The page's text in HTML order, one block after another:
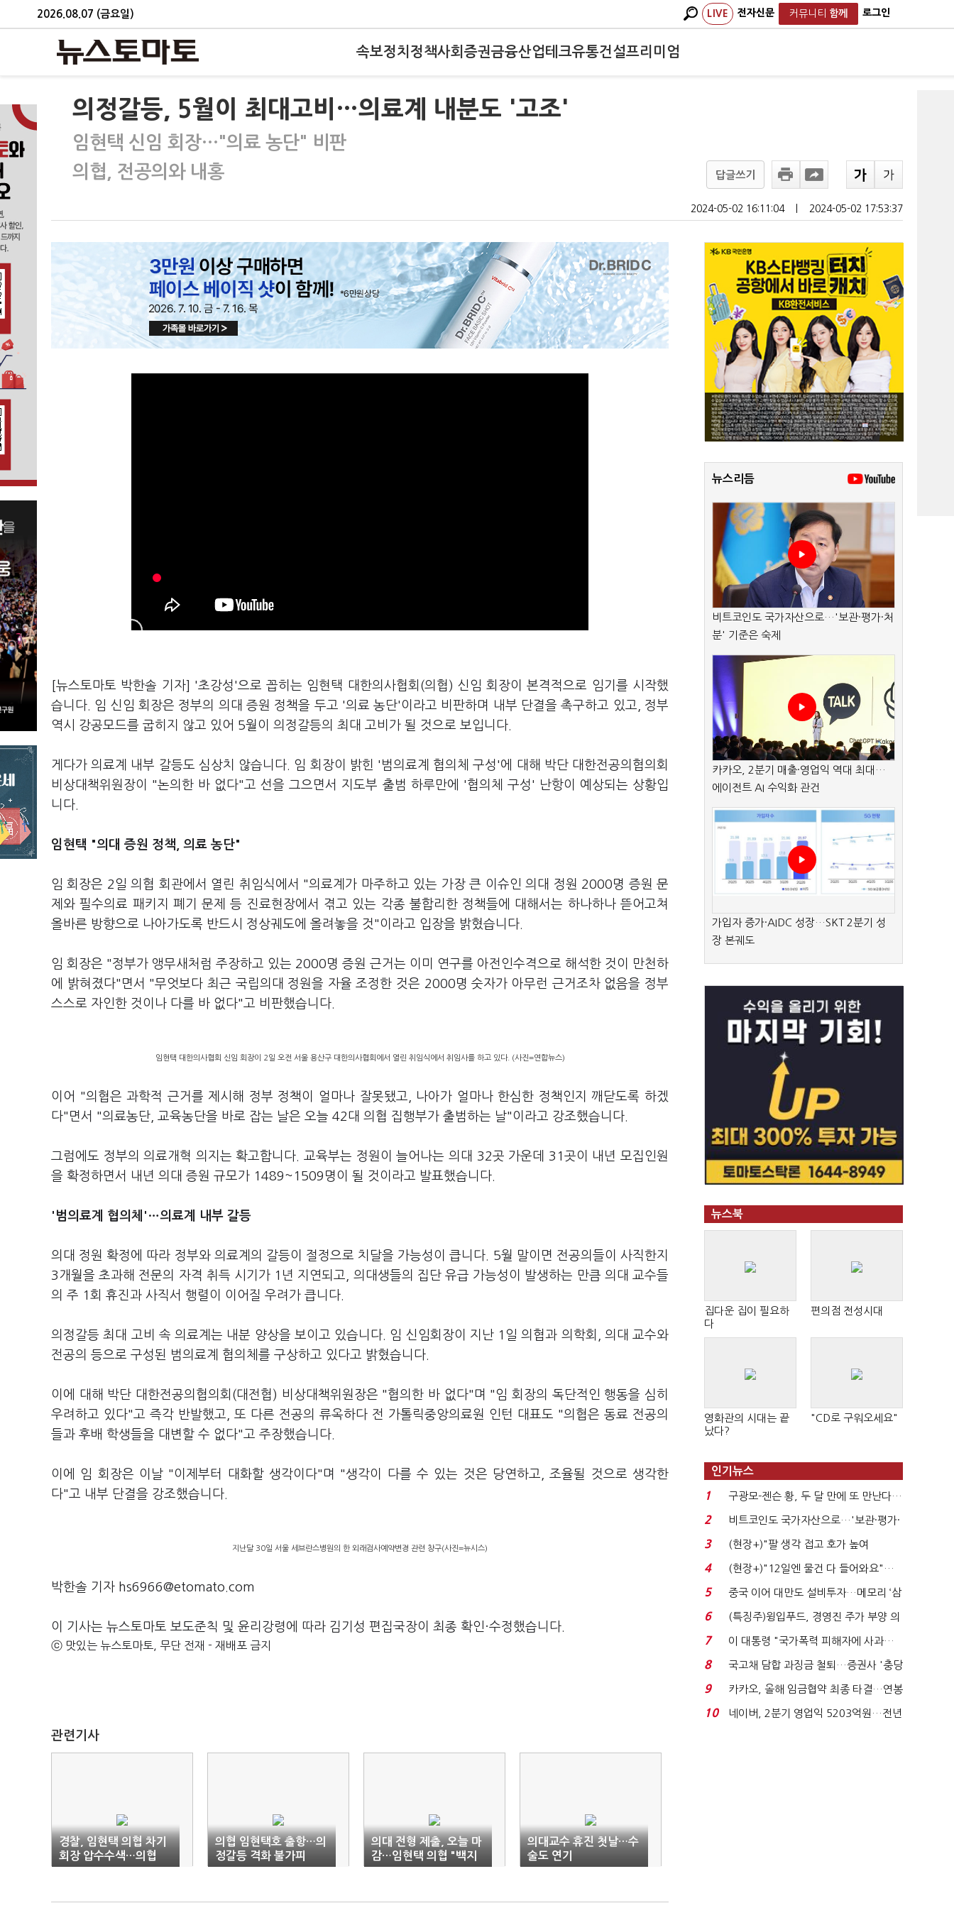
2026.08.07 (금요일) LIVE 전자신문 커뮤니티 함께 로그인
속보정치 정책사회 증권금융산업테크유통건설프리미엄
의정갈등, 5월이 최대고비…의료계 내분도 '고조'
임현택 신임 회장…"의료 농단" 비판
의협, 전공의와 내홍
답글쓰기
2024-05-02 16:11:04 2024-05-02 17:53:37
[뉴스토마토 박한솔 기자] '초강성'으로 꼽히는 임현택 대한의사협회(의협) 신임 회장이 본격적으로 임기를 시작했
습니다. 임 신임 회장은 정부의 의대 증원 정책을 두고 '의료 농단'이라고 비판하며 내부 단결을 촉구하고 있고, 정부
역시 강공모드를 굽히지 않고 있어 5월이 의정갈등의 최대 고비가 될 것으로 보입니다.
게다가 의료계 내부 갈등도 심상치 않습니다. 임 회장이 밝힌 '범의료계 협의체 구성'에 대해 박단 대한전공의협의회
비상대책위원장이 "논의한 바 없다"고 선을 그으면서 지도부 출범 하루만에 '협의체 구성' 난항이 예상되는 상황입
니다.
임현택 "의대 증원 정책, 의료 농단"
임 회장은 2일 의협 회관에서 열린 취임식에서 "의료계가 마주하고 있는 가장 큰 이슈인 의대 정원 2000명 증원 문
제와 필수의료 패키지 폐기 문제 등 진료현장에서 겪고 있는 각종 불합리한 정책들에 대해서는 하나하나 뜯어고쳐
올바른 방향으로 나아가도록 반드시 정상궤도에 올려놓을 것"이라고 입장을 밝혔습니다.
임 회장은 "정부가 앵무새처럼 주장하고 있는 2000명 증원 근거는 이미 연구를 아전인수격으로 해석한 것이 만천하
에 밝혀졌다"면서 "무엇보다 최근 국립의대 정원을 자율 조정한 것은 2000명 숫자가 아무런 근거조차 없음을 정부
스스로 자인한 것이나 다를 바 없다"고 비판했습니다.
임현택 대한의사협회 신임 회장이 2일 오전 서울 용산구 대한의사협회에서 열린 취임식에서 취임사를 하고 있다. (사진=연합뉴스)
이어 "의협은 과학적 근거를 제시해 정부 정책이 얼마나 잘못됐고, 나아가 얼마나 한심한 정책인지 깨닫도록 하겠
다"면서 "의료농단, 교육농단을 바로 잡는 날은 오늘 42대 의협 집행부가 출범하는 날"이라고 강조했습니다.
그럼에도 정부의 의료개혁 의지는 확고합니다. 교육부는 정원이 늘어나는 의대 32곳 가운데 31곳이 내년 모집인원
을 확정하면서 내년 의대 증원 규모가 1489~1509명이 될 것이라고 발표했습니다.
'범의료계 협의체'…의료계 내부 갈등
의대 정원 확정에 따라 정부와 의료계의 갈등이 절정으로 치달을 가능성이 큽니다. 5월 말이면 전공의들이 사직한지
3개월을 초과해 전문의 자격 취득 시기가 1년 지연되고, 의대생들의 집단 유급 가능성이 발생하는 만큼 의대 교수들
의 주 1회 휴진과 사직서 행렬이 이어질 우려가 큽니다.
의정갈등 최대 고비 속 의료계는 내분 양상을 보이고 있습니다. 임 신임회장이 지난 1일 의협과 의학회, 의대 교수와
전공의 등으로 구성된 범의료계 협의체를 구상하고 있다고 밝혔습니다.
이에 대해 박단 대한전공의협의회(대전협) 비상대책위원장은 "협의한 바 없다"며 "임 회장의 독단적인 행동을 심히
우려하고 있다"고 즉각 반발했고, 또 다른 전공의 류옥하다 전 가톨릭중앙의료원 인턴 대표도 "의협은 동료 전공의
들과 후배 학생들을 대변할 수 없다"고 주장했습니다.
이에 임 회장은 이날 "이제부터 대화할 생각이다"며 "생각이 다를 수 있는 것은 당연하고, 조율될 것으로 생각한
다"고 내부 단결을 강조했습니다.
지난달 30일 서울 세브란스병원의 한 외래검사예약변경 관련 창구(사진=뉴시스)
박한솔 기자 hs6966@etomato.com
이 기사는 뉴스토마토 보도준칙 및 윤리강령에 따라 김기성 편집국장이 최종 확인·수정했습니다.
ⓒ 맛있는 뉴스토마토, 무단 전재 - 재배포 금지
관련기사
경찰, 임현택 의협 차기
회장 압수수색…의협
"명백한 보복행위"
의협 임현택호 출항…의
정갈등 격화 불가피
의대 전형 제출, 오늘 마
감…임현택 의협 "백지
화"
의대교수 휴진 첫날…수
술도 연기
뉴스리듬
비트코인도 국가자산으로…'보관·평가·처
분' 기준은 숙제
카카오, 2분기 매출·영업익 역대 최대…
에이전트 AI 수익화 관건
가입자 증가·AIDC 성장…SKT 2분기 성
장 본궤도
뉴스북
집다운 집이 필요하
다
편의점 전성시대
영화관의 시대는 끝
났다?
"CD로 구워오세요"
인기뉴스
1
구광모-젠슨 황, 두 달 만에 또 만난다…
로봇·AI 등 논...
2
비트코인도 국가자산으로…'보관·평가·
처분' 기준은 ...
3
(현장+)"팔 생각 접고 호가 높여
요"…'덜 똘똘한 한 채' 20...
4
(현장+)"12일엔 물건 다 들어와요"…
빈 매대 채우며 문 연 ...
5
중국 이어 대만도 설비투자…메모리 ‘삼
국전쟁’
6
(특징주)윙입푸드, 경영진 주가 부양 의
지에 상한가...
7
이 대통령 "국가폭력 피해자에 사과…
적극적 조사로 진...
8
국고채 담합 과징금 철퇴…증권사 '충당
금 폭탄' 우려...
9
카카오, 올해 임금협약 최종 타결…연봉
6.3% 인상·격려...
10
네이버, 2분기 영업익 5203억원…전년